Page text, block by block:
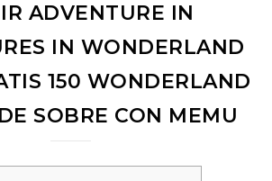
ADVENTURE IN
IN WONDERLAND
150 WONDERLAND
SOBRE CON MEMU